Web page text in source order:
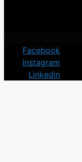
Facebook
Instagram
Linkedin